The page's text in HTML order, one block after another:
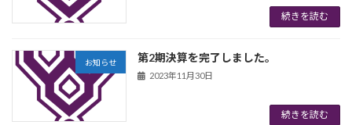
続きを読む
お知らせ 第2期決算を完了しました。
2023年11月30日
続きを読む